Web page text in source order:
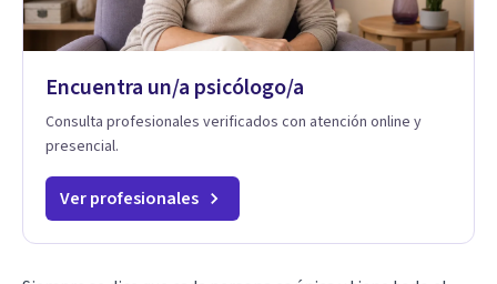
Encuentra un/a psicólogo/a
Consulta profesionales verificados con atención online y
presencial.
Ver profesionales